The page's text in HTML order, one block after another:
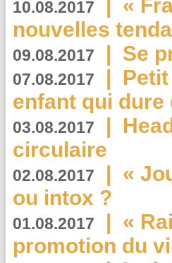
10.08.2017 | «
nouvelles
09.08.2017 | Se
07.08.2017 |
enfant qui dure
03.08.2017 |
circulaire
02.08.2017 | «
ou intox ?
01.08.2017 | «
promotion du